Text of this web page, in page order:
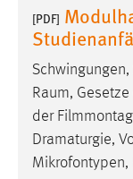
[PDF]
Raum,
der
Dramaturgie,
Mikrofontypen,
Matomo
Name:
Zweck:
Cookie